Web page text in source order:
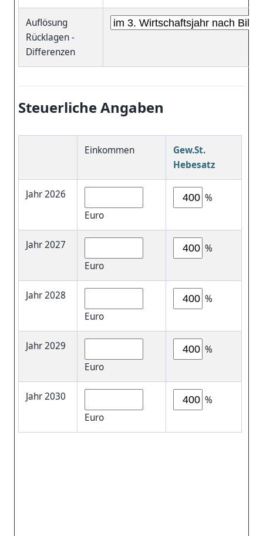
Auflösung
Rücklagen -
Differenzen
Steuerliche Angaben
Einkommen
Gew.St.
Hebesatz
Jahr 2026
Euro
%
Jahr 2027
Euro
%
Jahr 2028
Euro
%
Jahr 2029
Euro
%
Jahr 2030
Euro
%